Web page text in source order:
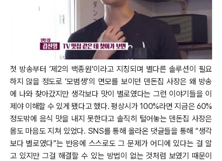
첫 방송부터 ‘제2의 백종원’이라고 지칭되며 별다른 솔루션이 필요
하지 않을 정도로 ‘모범생’의 면모를 보이던 덴돈집 사장은 왜 방송
에 나와 찾아갔지만 생각보다 맛이 별로였다는 그런 이야기들을 이
제야 이해할 수 있게 됐다고 했다. 평상시가 100%라면 지금은 60%
정도밖에 음식 맛을 내지 못한다고 솔직히 털어놓는 덴돈집 사장은
몸도 마음도 지쳐 있었다. SNS를 통해 올라온 댓글들을 통해 “생각
보다 별로였다”는 반응에 스스로도 그 문제가 어디에 있다는 걸 알
고 있지만 그걸 해결할 수 있는 방법이 없는 것처럼 보였기 때문이